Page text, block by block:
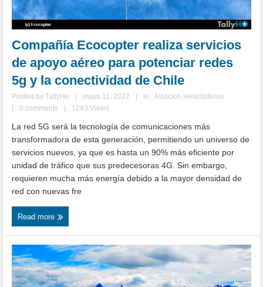
Compañía Ecocopter realiza servicios
de apoyo aéreo para potenciar redes
5g y la conectividad de Chile
Posted byTallyHo | mayo 11, 2022 | in :Aviación Helicópteros
|
0 comments | 1243 Views
La red 5G será la tecnología de comunicaciones más
transformadora de esta generación, permitiendo un universo de
servicios nuevos, ya que es hasta un 90% más eficiente por
unidad de tráfico que sus predecesoras 4G. Sin embargo,
requieren mucha más energía debido a la mayor densidad de
red con nuevas fre
Read more